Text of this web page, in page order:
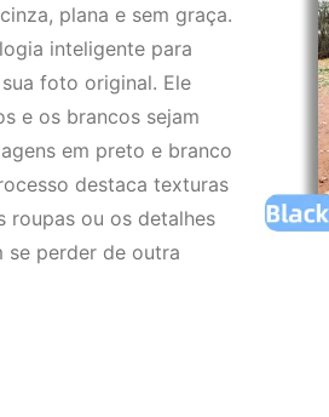
plana e sem graça.
inteligente para
foto original. Ele
e os brancos sejam
em preto e branco
destaca texturas
roupas ou os detalhes
se perder de outra